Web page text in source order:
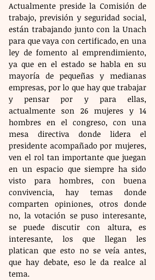
Actualmente preside la Comisión de
trabajo, previsión y seguridad social,
están trabajando junto con la Unach
para que vaya con certificado, en una
ley de fomento al emprendimiento,
ya que en el estado se habla en su
mayoría de pequeñas y medianas
empresas, por lo que hay que trabajar
y pensar por y para ellas,
actualmente son 26 mujeres y 14
hombres en el congreso, con una
mesa directiva donde lidera el
presidente acompañado por mujeres,
ven el rol tan importante que juegan
en un espacio que siempre ha sido
visto para hombres, con buena
convivencia, hay temas donde
comparten opiniones, otros donde
no, la votación se puso interesante,
se puede discutir con altura, es
interesante, los que llegan les
platican que esto no se veía antes,
que hay debate, eso le da realce al
tema.